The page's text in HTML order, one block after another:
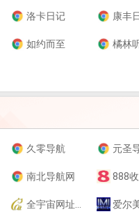
洛卡日记 康丰
如约而至 橘林
久零导航 元圣
南北导航网 888
全宇宙网址导航 爱尔